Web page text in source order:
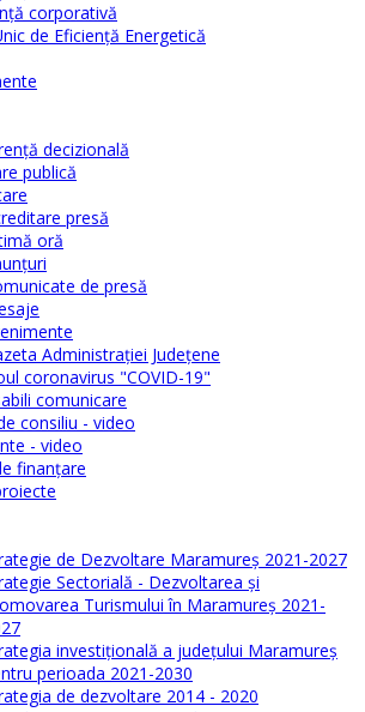
corporativă
de Eficienţă Energetică
decizională
publică
presă
oră
de presă
Administraţiei Judeţene
coronavirus "COVID-19"
comunicare
consiliu - video
- video
finanţare
de Dezvoltare Maramureș 2021-2027
Sectorială - Dezvoltarea și
Turismului în Maramureș 2021-
investiţională a județului Maramureș
perioada 2021-2030
de dezvoltare 2014 - 2020